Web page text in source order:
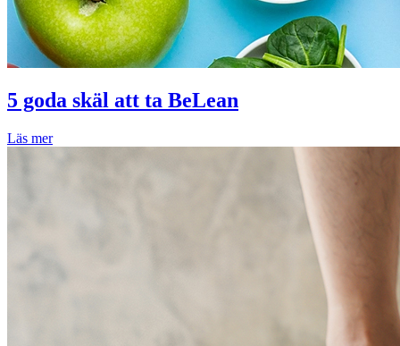
5 goda skäl att ta BeLean
Läs mer